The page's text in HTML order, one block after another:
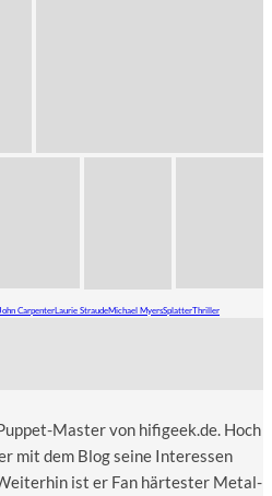
John CarpenterLaurie StraudeMichael MyersSplatterThriller
Master von hifigeek.de. Hoch
mit dem Blog seine Interessen
ist er Fan härtester Metal-